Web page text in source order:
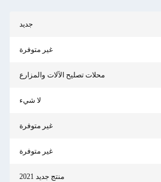
جديد
غير متوفرة
محلات تصليح الآلات والمزارع
لا شيء
غير متوفرة
غير متوفرة
منتج جديد 2021